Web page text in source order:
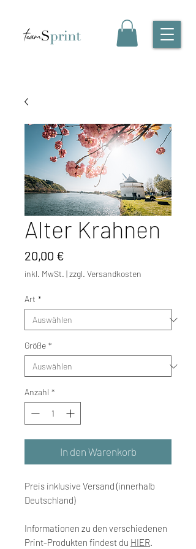
Alter Krahnen
20,00 €
inkl. MwSt. |zzgl. Versandkosten
Art *
Größe *
Anzahl *
In den Warenkorb
Preis inklusive Versand (innerhalb
Deutschland)
Informationen zu den verschiedenen
Print-Produkten findest du HIER.